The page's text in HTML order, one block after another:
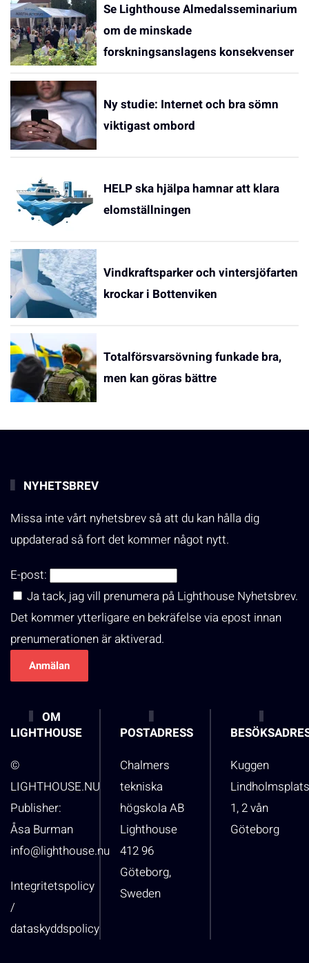
Se Lighthouse Almedalsseminarium
om de minskade
forskningsanslagens konsekvenser
Ny studie: Internet och bra sömn
viktigast ombord
HELP ska hjälpa hamnar att klara
elomställningen
Vindkraftsparker och vintersjöfarten
krockar i Bottenviken
Totalförsvarsövning funkade bra,
men kan göras bättre
NYHETSBREV
Missa inte vårt nyhetsbrev så att du kan hålla dig
uppdaterad så fort det kommer något nytt.
E-post:
Ja tack, jag vill prenumera på Lighthouse Nyhetsbrev.
Det kommer ytterligare en bekräfelse via epost innan
prenumerationen är aktiverad.
OM
LIGHTHOUSE
©
LIGHTHOUSE.NU
Publisher:
Åsa Burman
info@lighthouse.nu
Integritetspolicy
/
dataskyddspolicy
POSTADRESS
Chalmers
tekniska
högskola AB
Lighthouse
412 96
Göteborg,
Sweden
Kuggen
1, 2 vån
Göteborg